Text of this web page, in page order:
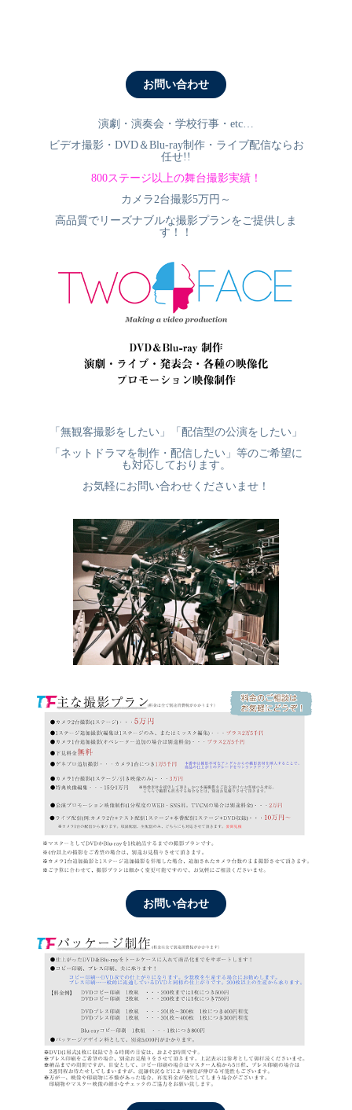
お問い合わせ
演劇・演奏会・学校行事・etc…
ビデオ撮影・DVD＆Blu‐ray制作・ライブ配信ならお
任せ!!
800ステージ以上の舞台撮影実績！
カメラ2台撮影5万円～
高品質でリーズナブルな撮影プランをご提供しま
す！！
「無観客撮影をしたい」「配信型の公演をしたい」
「ネットドラマを制作・配信したい」等のご希望に
も対応しております。
お気軽にお問い合わせくださいませ！
お問い合わせ